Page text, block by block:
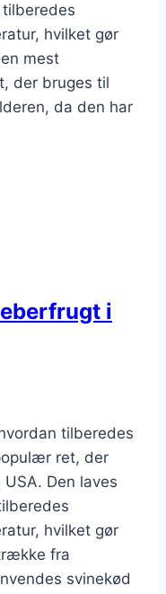
hvilket gør
mest
der bruges til
da den har
i
tilberedes
ret, der
Den laves
hvilket gør
fra
svinekød